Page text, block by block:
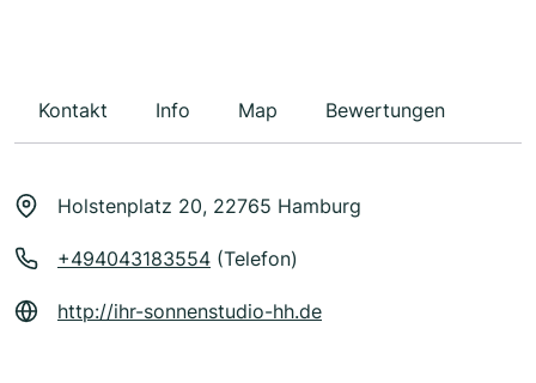
Kontakt Info Map Bewertungen
Holstenplatz 20, 22765 Hamburg
+494043183554 (Telefon)
http://ihr-sonnenstudio-hh.de